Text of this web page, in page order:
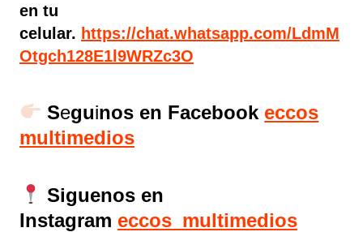
en tu
celular. https://chat.whatsapp.com/LdmM
Otgch128E1l9WRZc3O
Seguinos en Facebook eccos
multimedios
Siguenos en
Instagram eccos_multimedios